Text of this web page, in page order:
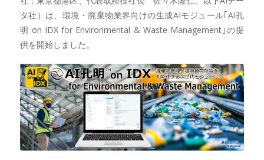
タ社）は、環境・廃棄物業界向けの生成AIモジュール｢AI孔
明 on IDX for Environmental & Waste Management｣の提
供を開始しました。